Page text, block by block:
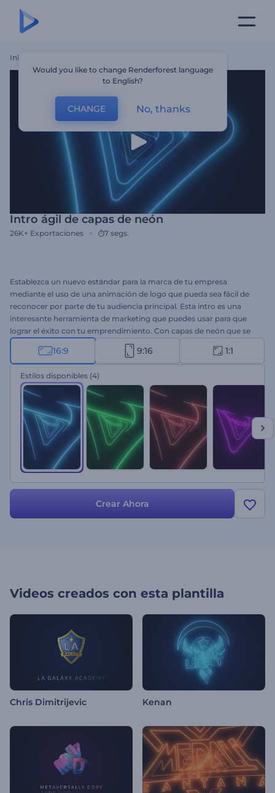
Inicio
Intro ágil de capas de neón
26K+ Exportaciones 7 segs.
Establezca un nuevo estándar para la marca de tu empresa
mediante el uso de una animación de logo que pueda sea fácil de
reconocer por parte de tu audiencia principal. Esta intro es una
interesante herramienta de marketing que puedes usar para que
lograr el éxito con tu emprendimiento. Con capas de neón que se
alejan rápidamente, esta introducción seguramente tendrá un
impacto excepcional en tus seguidores y generará más interés en
tu empresa. Todo lo que necesitas es cargar tu logotipo, elegir la
opción de estilo que prefiera, escribir tu eslogan y esperar unos
minutos para obtener tu introducción animada profesionalmente.
Es ideal para presentaciones de empresas, promociones de
productos o servicios, aperturas de presentaciones, introducciones
o cierres de canales, comerciales y muchas opciones más.
¡Pruébalo ahora!
16:9 9:16 1:1
Estilos disponibles (4)
Crear Ahora
Videos creados con esta plantilla
Chris Dimitrijevic Kenan
Would you like to change Renderforest language
to English?
CHANGE No, thanks